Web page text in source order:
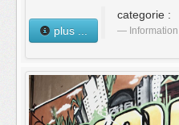
plus ...
categorie :
Information